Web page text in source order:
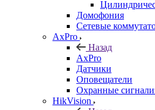
Домофония
Сетевые
AxPro
Назад
AxPro
Датчики
Оповещатели
Охранные
HikVision